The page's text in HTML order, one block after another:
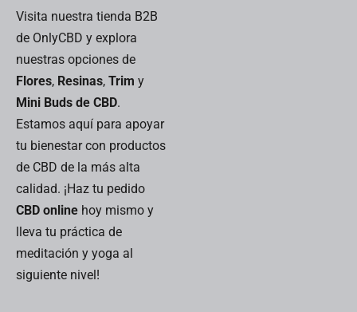
Visita nuestra tienda B2B
de OnlyCBD y explora
nuestras opciones de
Flores, Resinas, Trim y
Mini Buds de CBD.
Estamos aquí para apoyar
tu bienestar con productos
de CBD de la más alta
calidad. ¡Haz tu pedido
CBD online hoy mismo y
lleva tu práctica de
meditación y yoga al
siguiente nivel!